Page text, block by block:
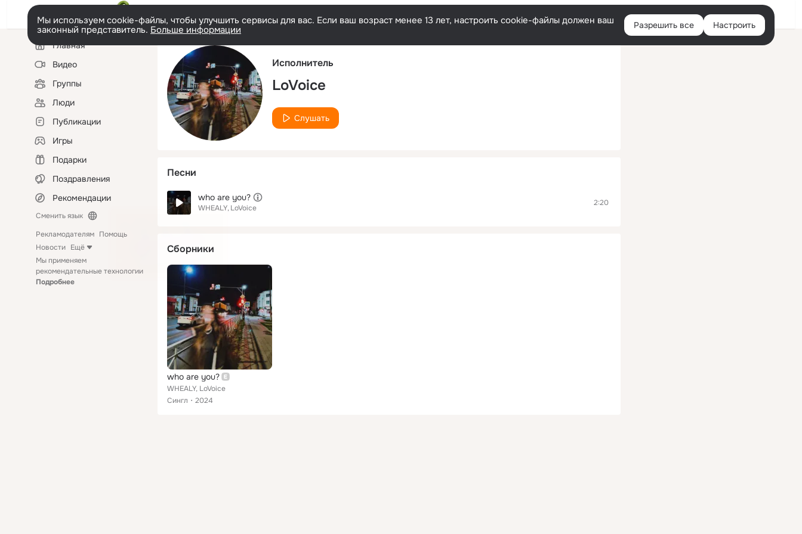
Русский Войти
Мы используем cookie-файлы, чтобы улучшить сервисы для вас. Если ваш возраст менее 13 лет, настроить cookie-файлы должен ваш
законный представитель. Больше информации Разрешить все Настроить
Левая
колонкаГлавная
Видео
Группы
Люди
Публикации
Игры
Подарки
Поздравления
Рекомендации
Сменить язык
Рекламодателям Помощь
Новости Ещё
Мы применяем
рекомендательные технологии
Подробнее
Исполнитель
LoVoice
Слушать
Песни
who are you?
WHEALY LoVoice
2:20
Сборники
who are you?
WHEALY, LoVoice
Сингл
2024